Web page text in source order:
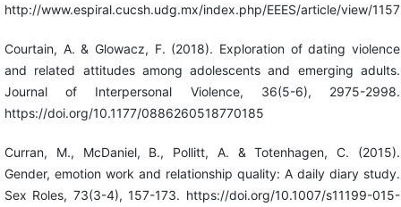
http://www.espiral.cucsh.udg.mx/index.php/EEES/article/view/1157
Courtain, A. & Glowacz, F. (2018). Exploration of dating violence
and related attitudes among adolescents and emerging adults.
Journal of Interpersonal Violence, 36(5-6), 2975-2998.
https://doi.org/10.1177/0886260518770185
Curran, M., McDaniel, B., Pollitt, A. & Totenhagen, C. (2015).
Gender, emotion work and relationship quality: A daily diary study.
Sex Roles, 73(3-4), 157-173. https://doi.org/10.1007/s11199-015-